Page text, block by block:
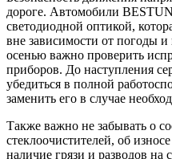
дороге. Автомобили
светодиодной оптикой,
вне зависимости от погоды
осенью важно проверить
приборов. До наступления
убедиться в полной
заменить его в случае
Также важно не забывать о
стеклоочистителей, об
наличие грязи и разводов на